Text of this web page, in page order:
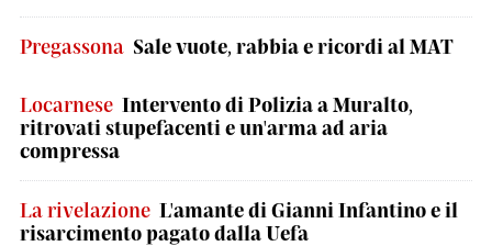
Pregassona Sale vuote, rabbia e ricordi al MAT
Locarnese Intervento di Polizia a Muralto,
ritrovati stupefacenti e un'arma ad aria
compressa
La rivelazione L'amante di Gianni Infantino e il
risarcimento pagato dalla Uefa